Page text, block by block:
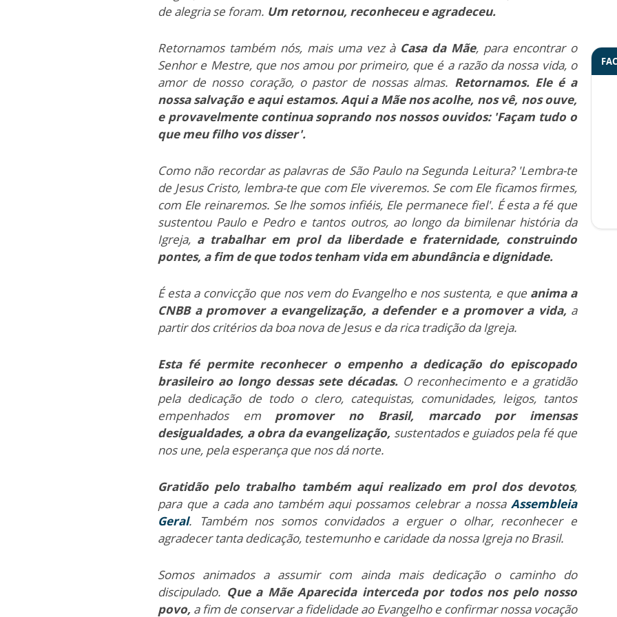
de alegria se foram. Um retornou, reconheceu e agradeceu.
Retornamos também nós, mais uma vez à Casa da Mãe, para encontrar o
Senhor e Mestre, que nos amou por primeiro, que é a razão da nossa vida, o
amor de nosso coração, o pastor de nossas almas. Retornamos. Ele é a
nossa salvação e aqui estamos. Aqui a Mãe nos acolhe, nos vê, nos ouve,
e provavelmente continua soprando nos nossos ouvidos: 'Façam tudo o
que meu filho vos disser'.
Como não recordar as palavras de São Paulo na Segunda Leitura? 'Lembra-te
de Jesus Cristo, lembra-te que com Ele viveremos. Se com Ele ficamos firmes,
com Ele reinaremos. Se lhe somos infiéis, Ele permanece fiel'. É esta a fé que
sustentou Paulo e Pedro e tantos outros, ao longo da bimilenar história da
Igreja, a trabalhar em prol da liberdade e fraternidade, construindo
pontes, a fim de que todos tenham vida em abundância e dignidade.
É esta a convicção que nos vem do Evangelho e nos sustenta, e que anima a
CNBB a promover a evangelização, a defender e a promover a vida, a
partir dos critérios da boa nova de Jesus e da rica tradição da Igreja.
Esta fé permite reconhecer o empenho a dedicação do episcopado
brasileiro ao longo dessas sete décadas. O reconhecimento e a gratidão
pela dedicação de todo o clero, catequistas, comunidades, leigos, tantos
empenhados em promover no Brasil, marcado por imensas
desigualdades, a obra da evangelização, sustentados e guiados pela fé que
nos une, pela esperança que nos dá norte.
Gratidão pelo trabalho também aqui realizado em prol dos devotos,
para que a cada ano também aqui possamos celebrar a nossa Assembleia
Geral. Também nos somos convidados a erguer o olhar, reconhecer e
agradecer tanta dedicação, testemunho e caridade da nossa Igreja no Brasil.
Somos animados a assumir com ainda mais dedicação o caminho do
discipulado. Que a Mãe Aparecida interceda por todos nos pelo nosso
povo, a fim de conservar a fidelidade ao Evangelho e confirmar nossa vocação